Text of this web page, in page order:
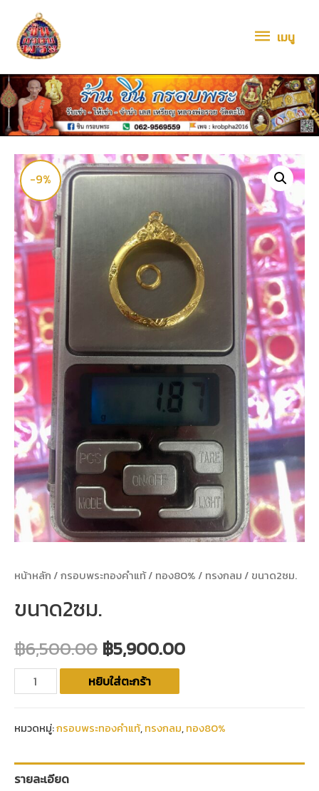
เมนู
-9%
หน้าหลัก /กรอบพระทองคำแท้/ ทอง80% / ทรงกลม / ขนาด2ซม.
ขนาด2ซม.
฿6,500.00 ฿5,900.00
หยิบใส่ตะกร้า
หมวดหมู่:กรอบพระทองคำแท้,ทรงกลม,ทอง80%
รายละเอียด